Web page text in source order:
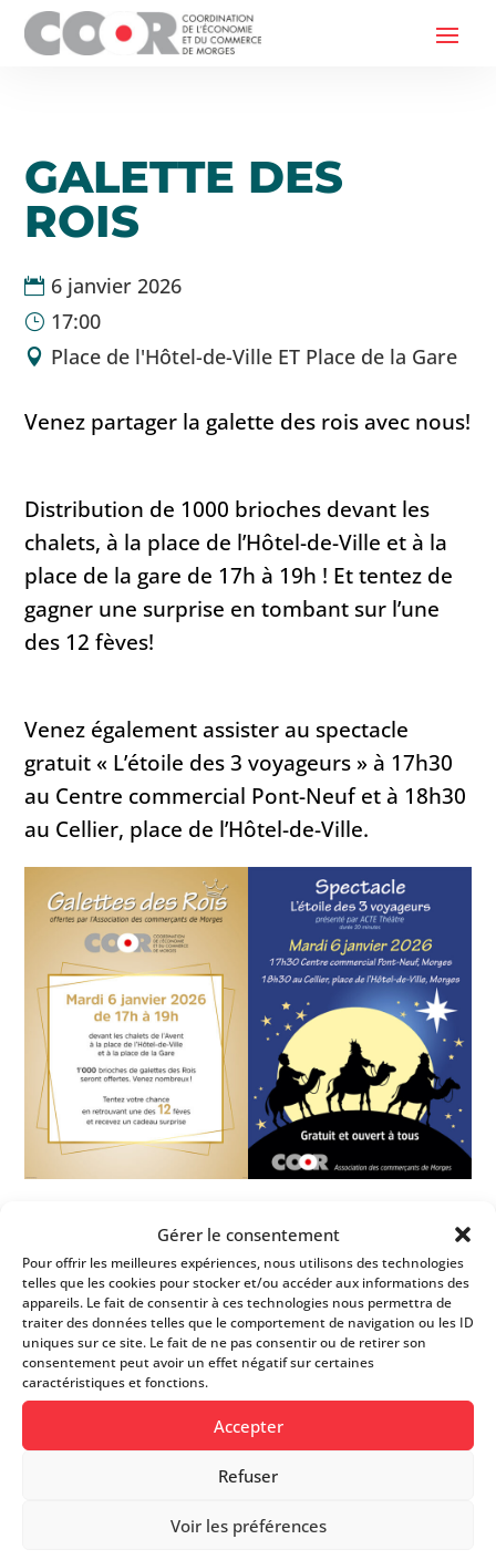
Gérer le consentement
Pour offrir les meilleures expériences, nous utilisons des technologies
telles que les cookies pour stocker et/ou accéder aux informations des
appareils. Le fait de consentir à ces technologies nous permettra de
traiter des données telles que le comportement de navigation ou les ID
uniques sur ce site. Le fait de ne pas consentir ou de retirer son
consentement peut avoir un effet négatif sur certaines
caractéristiques et fonctions.
Accepter
Refuser
Voir les préférences
GALETTE DES
ROIS
 6 janvier 2026
} 17:00
 Place de l'Hôtel-de-Ville ET Place de la Gare
Venez partager la galette des rois avec nous!
Distribution de 1000 brioches devant les
chalets, à la place de l’Hôtel-de-Ville et à la
place de la gare de 17h à 19h ! Et tentez de
gagner une surprise en tombant sur l’une
des 12 fèves!
Venez également assister au spectacle
gratuit « L’étoile des 3 voyageurs » à 17h30
au Centre commercial Pont-Neuf et à 18h30
au Cellier, place de l’Hôtel-de-Ville.